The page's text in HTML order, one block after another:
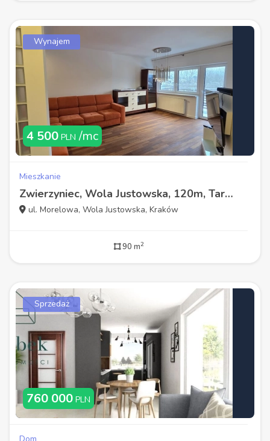
Wynajem
4 500 PLN /mc
Mieszkanie
Zwierzyniec, Wola Justowska, 120m, Taras,balkon
ul. Morelowa, Wola Justowska, Kraków
90 m2
Sprzedaż
760 000 PLN